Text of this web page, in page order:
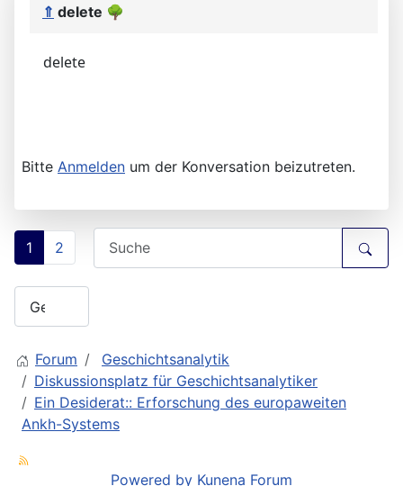
⇑ delete 🌳
delete
Bitte Anmelden um der Konversation beizutreten.
1 2
Forum
Geschichtsanalytik
Diskussionsplatz für Geschichtsanalytiker
Ein Desiderat:: Erforschung des europaweiten
Ankh-Systems
Powered by Kunena Forum